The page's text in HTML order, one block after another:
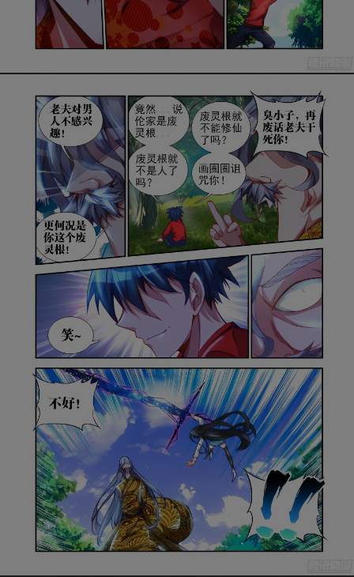
是否前往腾漫App继续阅读
立即前往
取消